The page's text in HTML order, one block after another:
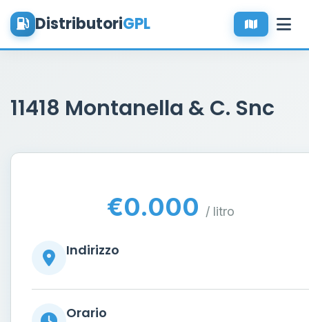
DistributoriGPL
11418 Montanella & C. Snc
€0.000 / litro
Indirizzo
Orario